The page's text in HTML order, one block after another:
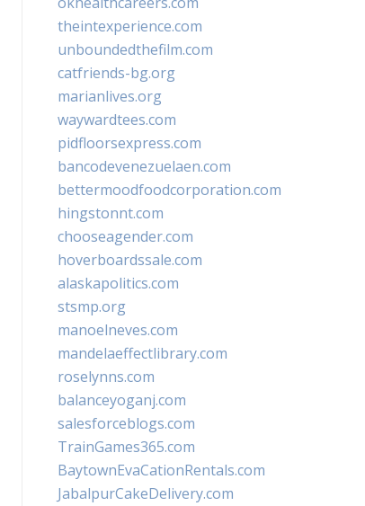
theintexperience.com
unboundedthefilm.com
catfriends-bg.org
marianlives.org
waywardtees.com
pidfloorsexpress.com
bancodevenezuelaen.com
bettermoodfoodcorporation.com
hingstonnt.com
chooseagender.com
hoverboardssale.com
alaskapolitics.com
stsmp.org
manoelneves.com
mandelaeffectlibrary.com
roselynns.com
balanceyoganj.com
salesforceblogs.com
TrainGames365.com
BaytownEvaCationRentals.com
JabalpurCakeDelivery.com